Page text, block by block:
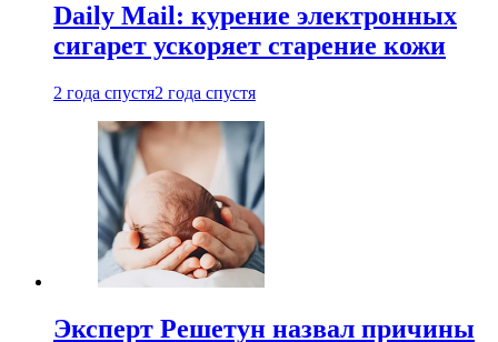
Daily Mail: курение электронных
сигарет ускоряет старение кожи
2 года спустя2 года спустя
Эксперт Решетун назвал причины